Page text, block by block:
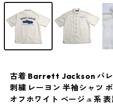
古着 Barrett Jackson バレ
刺繍 レーヨン 半袖シャツ
オフホワイト ベージュ系